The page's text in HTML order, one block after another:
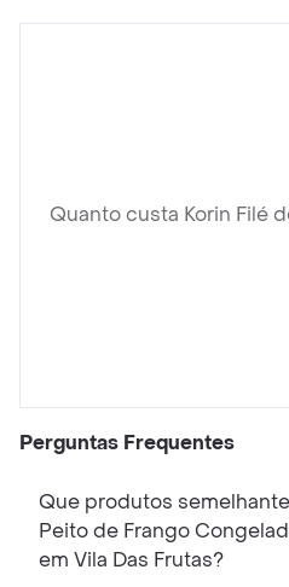
Quanto custa Korin Filé
Perguntas Frequentes
Que produtos
Peito de Frango
em Vila Das Frutas?